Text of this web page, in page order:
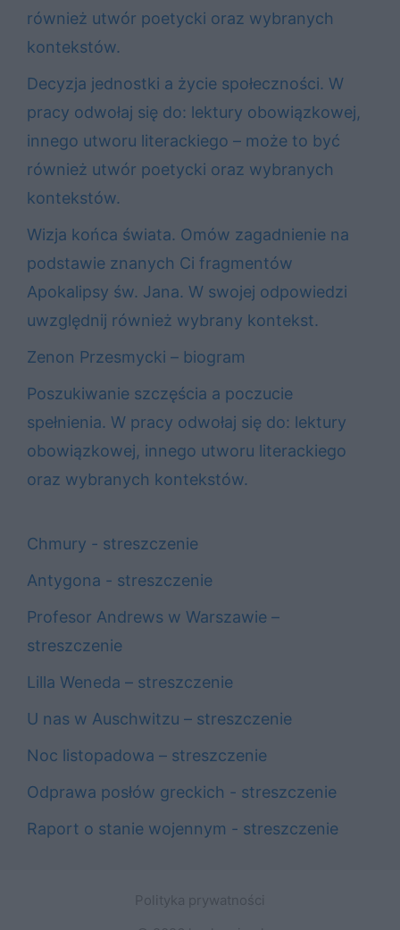
również utwór poetycki oraz wybranych
kontekstów.
Decyzja jednostki a życie społeczności. W
pracy odwołaj się do: lektury obowiązkowej,
innego utworu literackiego – może to być
również utwór poetycki oraz wybranych
kontekstów.
Wizja końca świata. Omów zagadnienie na
podstawie znanych Ci fragmentów
Apokalipsy św. Jana. W swojej odpowiedzi
uwzględnij również wybrany kontekst.
Zenon Przesmycki – biogram
Poszukiwanie szczęścia a poczucie
spełnienia. W pracy odwołaj się do: lektury
obowiązkowej, innego utworu literackiego
oraz wybranych kontekstów.
Chmury - streszczenie
Antygona - streszczenie
Profesor Andrews w Warszawie –
streszczenie
Lilla Weneda – streszczenie
U nas w Auschwitzu – streszczenie
Noc listopadowa – streszczenie
Odprawa posłów greckich - streszczenie
Raport o stanie wojennym - streszczenie
Polityka prywatności